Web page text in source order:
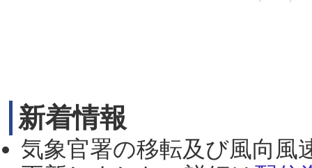
新着情報
気象官署の移転及び風向風